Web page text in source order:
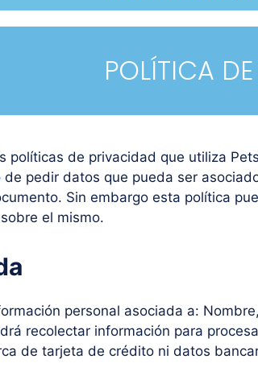
POLÍTICA
políticas de privacidad que utiliza
pedir datos que pueda ser
Sin embargo esta política
el mismo.
personal asociada a:
recolectar información para
de tarjeta de crédito ni datos